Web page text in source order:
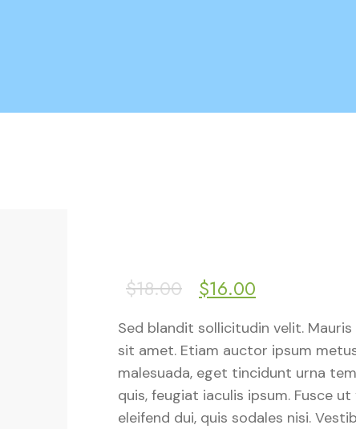
$18.00 $16.00
Sed blandit sollicitudin velit.
sit amet. Etiam auctor ipsum
malesuada, eget tincidunt urna
quis, feugiat iaculis ipsum. Fusce
eleifend dui, quis sodales nisi.